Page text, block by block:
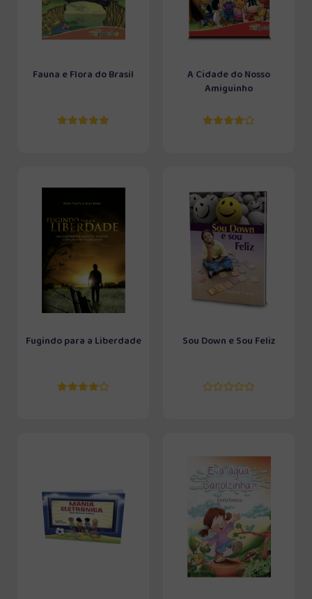
Fauna e Flora do Brasil
A Cidade do Nosso
Amiguinho
Fugindo para a Liberdade Sou Down e Sou Feliz